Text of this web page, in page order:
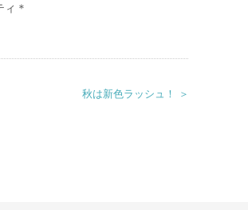
＊
秋は新色ラッシュ！ ＞